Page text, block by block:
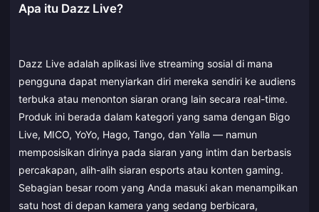
Apa itu Dazz Live?
Dazz Live adalah aplikasi live streaming sosial di mana
pengguna dapat menyiarkan diri mereka sendiri ke audiens
terbuka atau menonton siaran orang lain secara real-time.
Produk ini berada dalam kategori yang sama dengan Bigo
Live, MICO, YoYo, Hago, Tango, dan Yalla — namun
memposisikan dirinya pada siaran yang intim dan berbasis
percakapan, alih-alih siaran esports atau konten gaming.
Sebagian besar room yang Anda masuki akan menampilkan
satu host di depan kamera yang sedang berbicara,